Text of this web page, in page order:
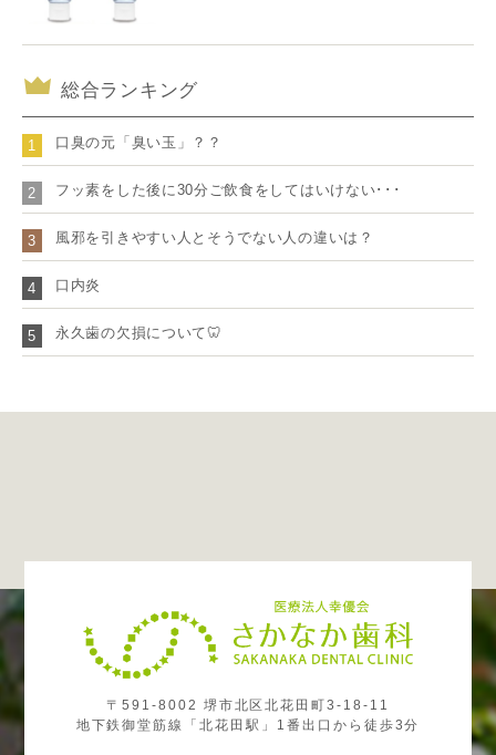
総合ランキング
1 口臭の元「臭い玉」？？
2 フッ素をした後に30分ご飲食をしてはいけない･･･
3 風邪を引きやすい人とそうでない人の違いは？
4 口内炎
5 永久歯の欠損について🦷
〒591-8002 堺市北区北花田町3-18-11
地下鉄御堂筋線「北花田駅」1番出口から徒歩3分